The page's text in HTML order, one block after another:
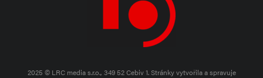
2025 © LRC media s.r.o., 349 52 Cebiv 1.Stránky vytvořila a spravuje